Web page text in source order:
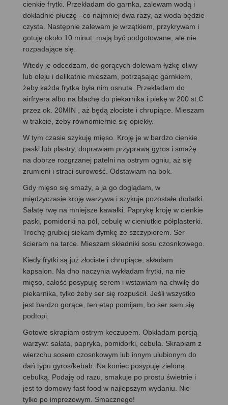
cienkie frytki. Przekładam do garnka, zalewam wodą i
dokładnie płuczę –co najmniej dwa razy, aż woda będzie
czysta. Następnie zalewam je wrzątkiem, przykrywam i
gotuję około 10 minut: mają być podgotowane, ale nie
rozpadające się.
Wtedy je odcedzam, do gorących dolewam łyżkę oliwy
lub oleju i delikatnie mieszam, potrząsając garnkiem,
żeby każda frytka była nim osnuta. Przekładam do
airfryera albo na blachę do piekarnika i piekę w 200 st.C
przez ok. 20MIN , aż będą złociste i chrupiące. Mieszam
w trakcie, żeby równomiernie się opiekły.
W tym czasie szykuję mięso. Kroję je w bardzo cienkie
paski lub plastry, doprawiam przyprawą gyros i smażę
na dobrze rozgrzanej patelni na ostrym ogniu, aż się
zrumieni i straci surowość. Odstawiam na bok.
Gdy mięso się smaży, a ja go doglądam, w
międzyczasie kroję warzywa i szykuje pozostałe dodatki.
Sałatę rwę na mniejsze kawałki. Paprykę kroję w cienkie
paski, pomidorki na pół, cebulę w cieniutkie półplasterki.
Trochę grubiej siekam dymkę ze szczypiorem. Ser
ścieram na tarce. Mieszam składniki sosu czosnkowego.
Kiedy frytki są już złociste i chrupiące, składam
kapsalon. Na dno naczynia wykładam frytki, na nie
mięso, całość posypuję serem i wstawiam na chwilę do
piekarnika, tylko żeby ser się rozpuścił. Jeśli wszystko
jest bardzo gorące, ten etap pomijam, bo ser sam się
podtopi.
Gotowe skrapiam ostrym keczupem. Obkładam porcją
warzyw: sałata, papryka, pomidorki, cebula. Skrapiam z
wierzchu sosem czosnkowym lub innym ulubionym do
dań typu gyros/kebab. Na koniec posypuję zieloną
cebulką. Podaję od razu, smakuje po prostu świetnie i
jest to domowy fast food w najlepszym wydaniu. Nie
tylko po imprezowym. Smacznego!